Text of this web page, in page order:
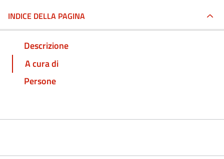
INDICE DELLA PAGINA
Descrizione
A cura di
Persone